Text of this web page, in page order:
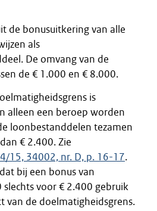
de bonusuitkering van alle
als
De omvang van de
de € 1.000 en € 8.000.
is
alleen een beroep worden
loonbestanddelen tezamen
€ 2.400. Zie
15, 34002, nr. D, p. 16-17.
bij een bonus van
voor € 2.400 gebruik
van de doelmatigheidsgrens.